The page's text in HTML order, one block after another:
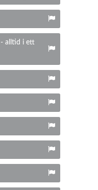
- alltid i ett